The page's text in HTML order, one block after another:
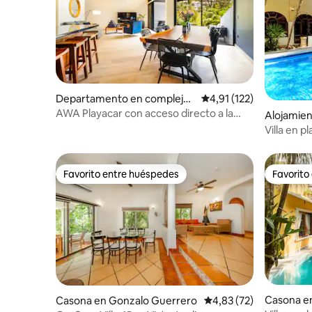
Departamento en complejo r
esidencial en Playacar
Calificación promedio:
4,91 (122)
AWA Playacar con acceso directo a la
Villa en
Favorito entre huéspedes
Favorito entre huéspedes
Casona en Gonzalo Guerrero Calificación
4,83 (72)
Favorito
Casona